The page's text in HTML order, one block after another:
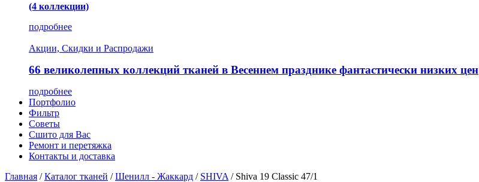
(4 коллекции)
подробнее
Акции, Скидки и Распродажи
66 великолепных коллекций тканей в Весеннем празднике фантастически низких цен
подробнее
Портфолио
Фильтр
Советы
Сшито для Вас
Ремонт и перетяжка
Контакты и доставка
Главная / Каталог тканей / Шенилл - Жаккард / SHIVA / Shiva 19 Classic 47/1